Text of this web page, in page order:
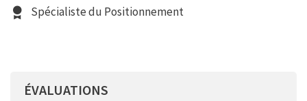
Spécialiste du Positionnement
ÉVALUATIONS